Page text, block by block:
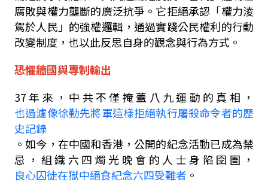
腐敗與權力壟斷的廣泛抗爭。它拒絕承認 「權力淩
駕於人民 」 的強權邏輯，通過實踐公民權利的行動
改變制度，也以此反思自身的觀念與行為方式。
恐懼牆國與專制輸出
37年來，中共不僅掩蓋八九運動的真相，
也過濾像徐勤先將軍這樣拒絕執行屠殺命令者的歷
史記錄
。如今，在中國和香港，公開的紀念活動已成為禁
忌，組織六四燭光晚會的人士身陷囹圄，
良心囚徒在獄中絕食紀念六四受難者 。